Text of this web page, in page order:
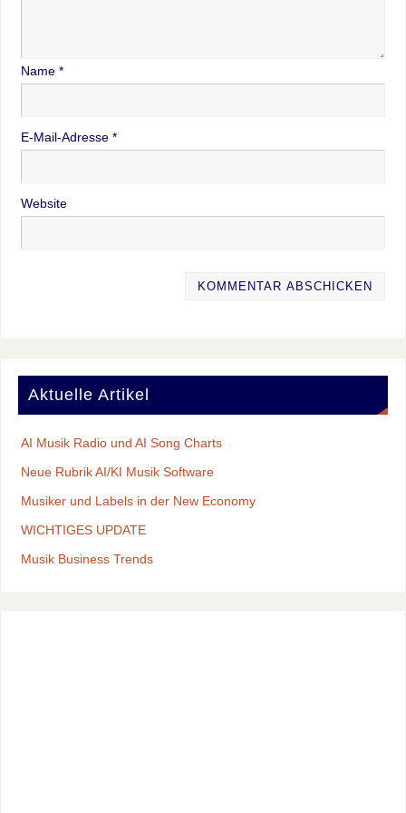
Name *
E-Mail-Adresse *
Website
Aktuelle Artikel
AI Musik Radio und AI Song Charts
Neue Rubrik AI/KI Musik Software
Musiker und Labels in der New Economy
WICHTIGES UPDATE
Musik Business Trends